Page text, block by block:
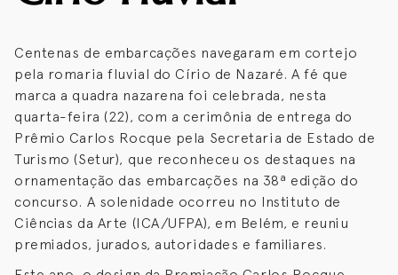
Centenas de embarcações navegaram em cortejo
pela romaria fluvial do Círio de Nazaré. A fé que
marca a quadra nazarena foi celebrada, nesta
quarta-feira (22), com a cerimônia de entrega do
Prêmio Carlos Rocque pela Secretaria de Estado de
Turismo (Setur), que reconheceu os destaques na
ornamentação das embarcações na 38ª edição do
concurso. A solenidade ocorreu no Instituto de
Ciências da Arte (ICA/UFPA), em Belém, e reuniu
premiados, jurados, autoridades e familiares.